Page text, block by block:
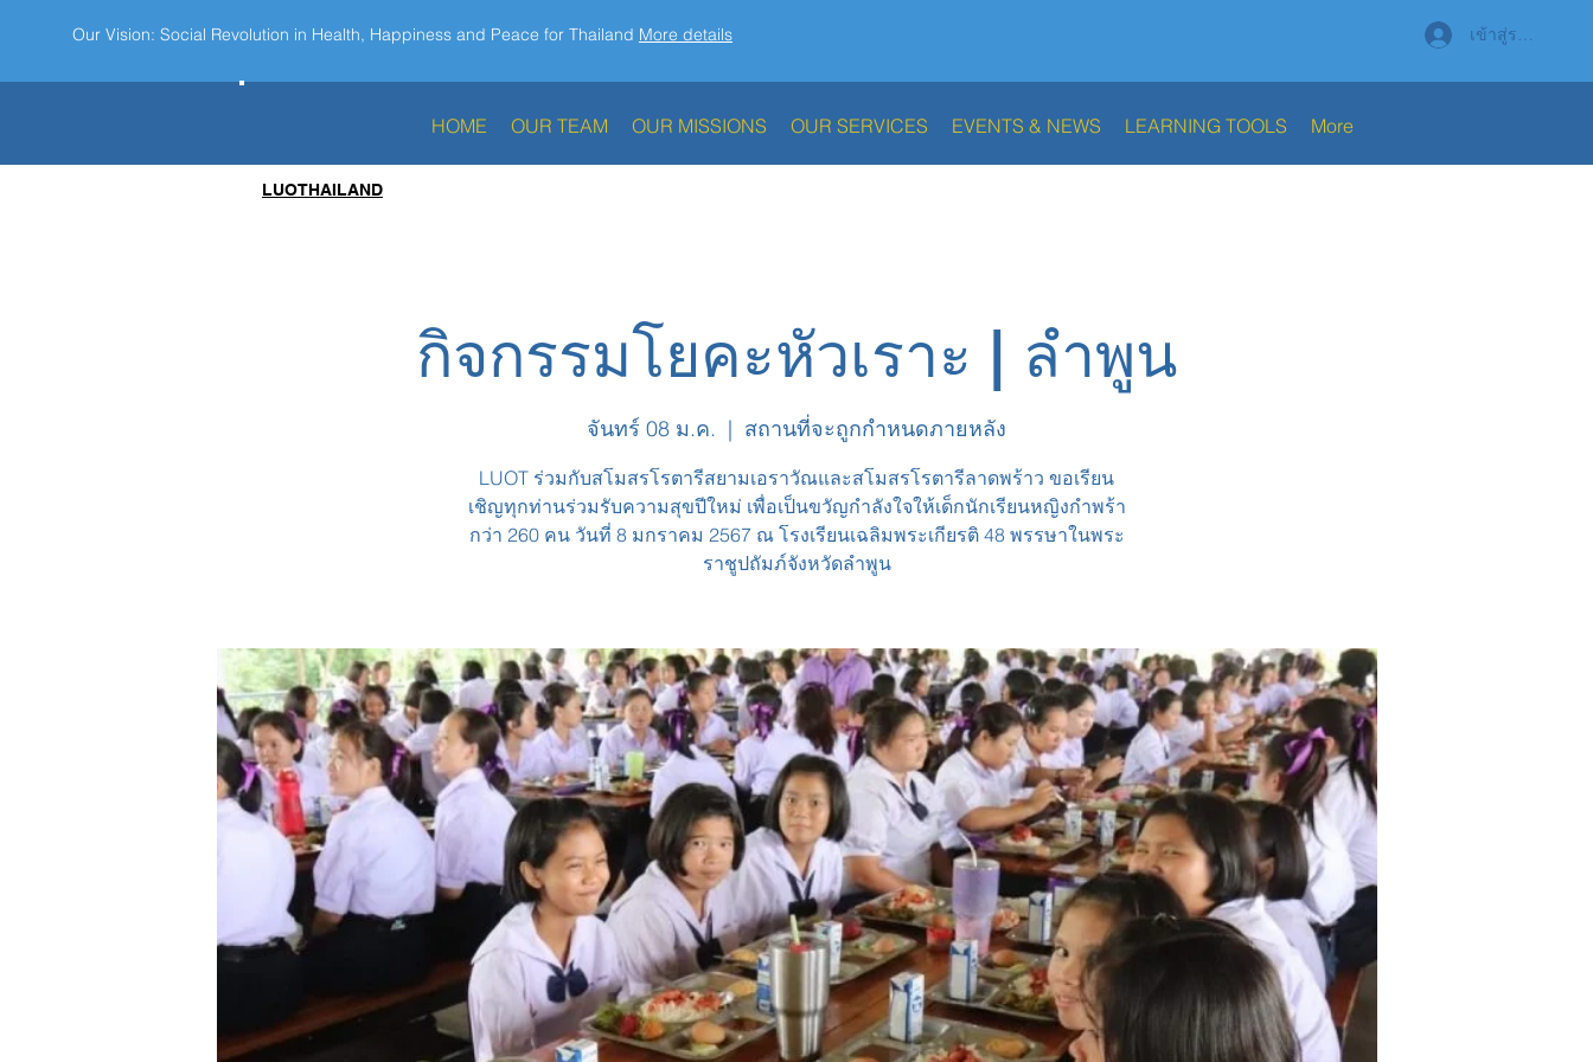
Our Vision: Social Revolution in Health, Happiness and Peace for Thailand More details เข้าสู่ระบบ
HOME OUR TEAM OUR MISSIONS OUR SERVICES EVENTS & NEWS LEARNING TOOLS More
กิจกรรมโยคะหัวเราะ | ลำพูน
จันทร์ 08 ม.ค.
  |
สถานที่จะถูกกำหนดภายหลัง
LUOT ร่วมกับสโมสรโรตารีสยามเอราวัณและสโมสรโรตารีลาดพร้าว ขอเรียน
เชิญทุกท่านร่วมรับความสุขปีใหม่ เพื่อเป็นขวัญกำลังใจให้เด็กนักเรียนหญิงกำพร้า
กว่า 260 คน วันที่ 8 มกราคม 2567 ณ โรงเรียนเฉลิมพระเกียรติ 48 พรรษาในพระ
ราชูปถัมภ์จังหวัดลำพูน
LUOTHAILAND